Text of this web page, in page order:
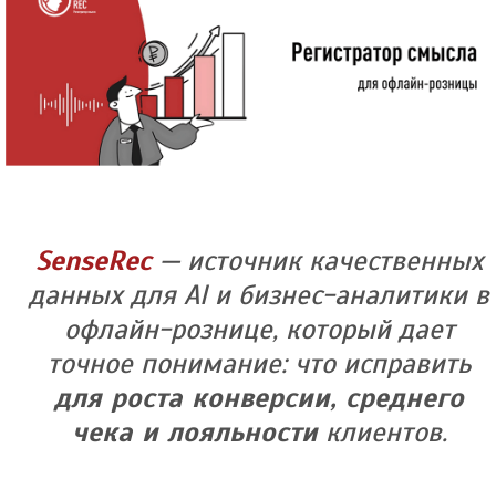
SenseRec— источник качественных
данных для AI и бизнес-аналитики в
офлайн-рознице, который дает
точное понимание: что исправить
для роста конверсии, среднего
чека и лояльностиклиентов.